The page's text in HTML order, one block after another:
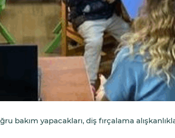
bakım yapacakları, diş fırçalama